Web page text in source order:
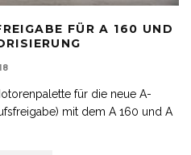
FÜR A 160 UND
für die neue A-
mit dem A 160 und A